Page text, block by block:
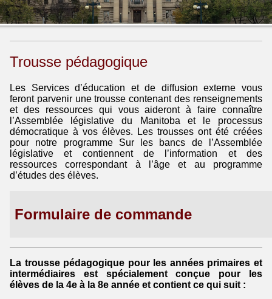
Trousse pédagogique
Les Services d’éducation et de diffusion externe vous
feront parvenir une trousse contenant des renseignements
et des ressources qui vous aideront à faire connaître
l’Assemblée législative du Manitoba et le processus
démocratique à vos élèves. Les trousses ont été créées
pour notre programme Sur les bancs de l’Assemblée
législative et contiennent de l’information et des
ressources correspondant à l’âge et au programme
d’études des élèves.
Formulaire de commande
La trousse pédagogique pour les années primaires et
intermédiaires est spécialement conçue pour les
élèves de la 4e à la 8e année et contient ce qui suit :